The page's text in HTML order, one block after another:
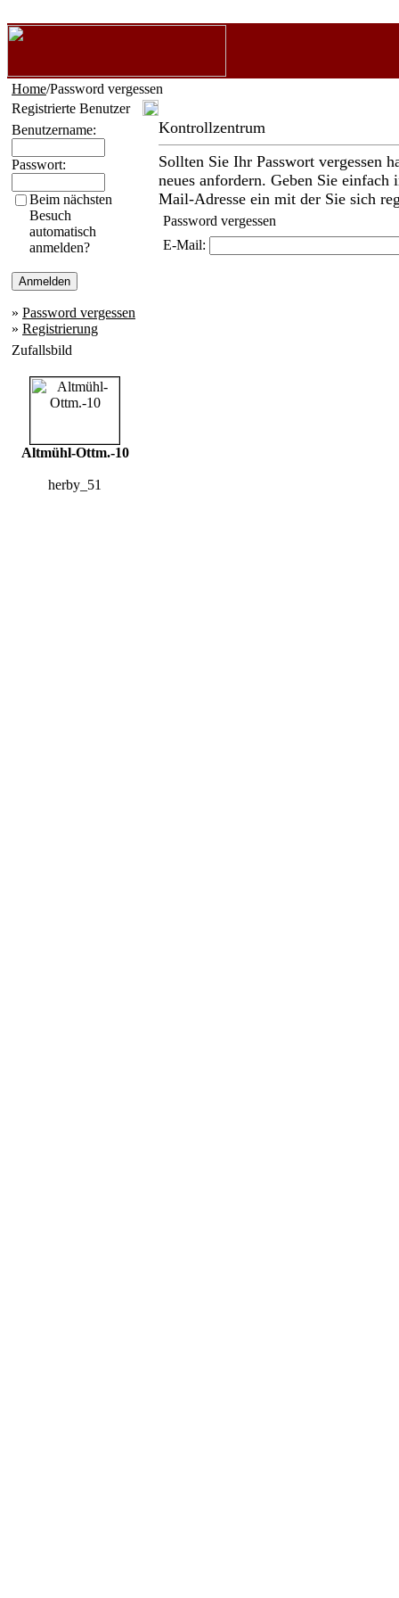
Home/Password vergessen
Registrierte Benutzer
Benutzername:
Passwort:
Beim nächsten
Besuch
automatisch
anmelden?
» Password vergessen
» Registrierung
Zufallsbild
Altmühl-Ottm.-10
herby_51
Kontrollzentrum
Sollten Sie Ihr Passwort vergessen
neues anfordern. Geben Sie
Mail-Adresse ein mit der Sie sich
Password vergessen
E-Mail: